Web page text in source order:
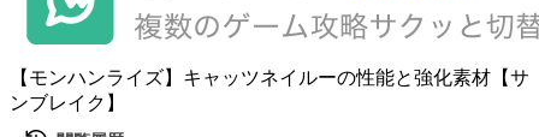
【モンハンライズ】キャッツネイルーの性能と強化素材【サ
ンブレイク】